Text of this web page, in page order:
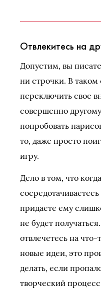
Отвлекитесь на
Допустим, вы
ни строчки. В
переключить свое
совершенно
попробовать
то, даже просто
игру.
Дело в том, что
придаете ему
не будет
отвлечетесь на что-
новые идеи, это
делать, если
творческий